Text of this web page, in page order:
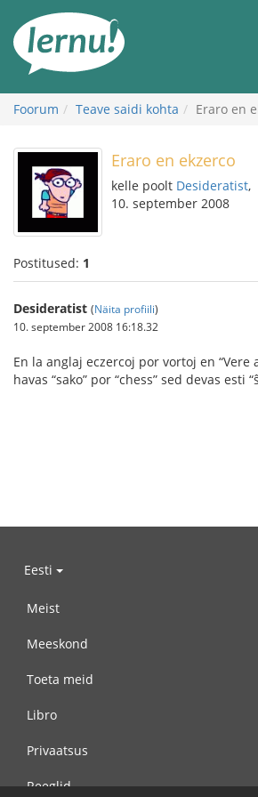
juurde
Foorum Teave saidi kohta Eraro en
Eraro en ekzerco
kelle poolt Desideratist,
10. september 2008
Postitused: 1
Desideratist (Näita profiili)
10. september 2008 16:18.32
En la anglaj eczercoj por vortoj en “Vere
havas “sako” por “chess” sed devas esti
Eesti
Meist
Meeskond
Toeta meid
Libro
Privaatsus
Reeglid